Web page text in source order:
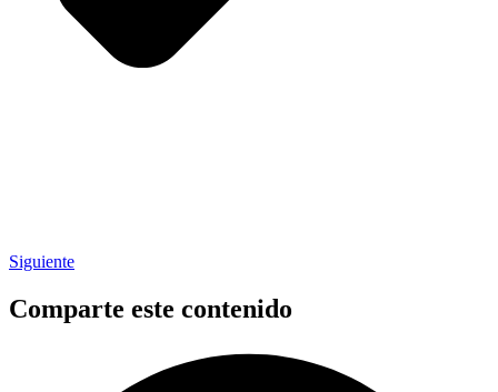
Siguiente
Comparte este contenido